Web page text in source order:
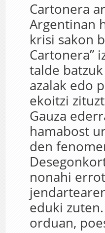
Cartonera
Argentinan
krisi sakon
Cartonera”
talde
azalak edo
ekoitzi
Gauza
hamabost
den
nonahi
eduki
orduan,